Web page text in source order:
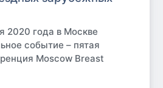
2020 года в Москве
событие – пятая
Moscow Breast